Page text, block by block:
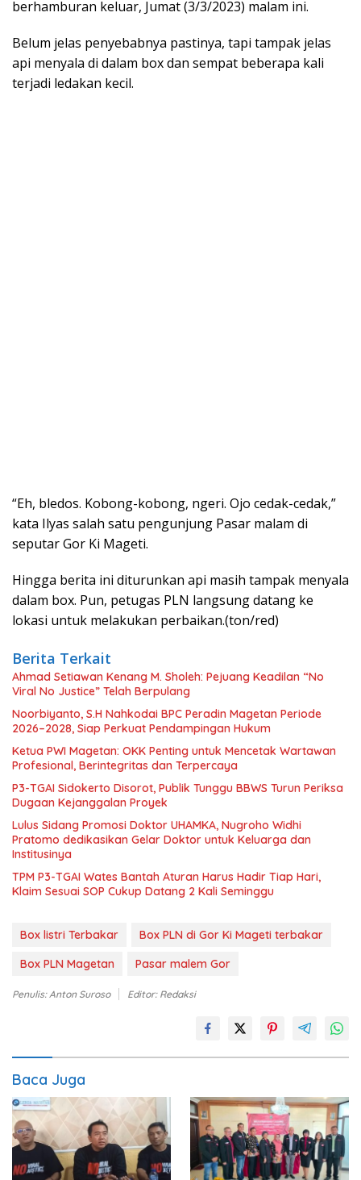
berhamburan keluar, Jumat (3/3/2023) malam ini.
Belum jelas penyebabnya pastinya, tapi tampak jelas
api menyala di dalam box dan sempat beberapa kali
terjadi ledakan kecil.
“Eh, bledos. Kobong-kobong, ngeri. Ojo cedak-cedak,”
kata Ilyas salah satu pengunjung Pasar malam di
seputar Gor Ki Mageti.
Hingga berita ini diturunkan api masih tampak menyala
dalam box. Pun, petugas PLN langsung datang ke
lokasi untuk melakukan perbaikan.(ton/red)
Berita Terkait
Ahmad Setiawan Kenang M. Sholeh: Pejuang Keadilan “No
Viral No Justice” Telah Berpulang
Noorbiyanto, S.H Nahkodai BPC Peradin Magetan Periode
2026–2028, Siap Perkuat Pendampingan Hukum
Ketua PWI Magetan: OKK Penting untuk Mencetak Wartawan
Profesional, Berintegritas dan Terpercaya
P3-TGAI Sidokerto Disorot, Publik Tunggu BBWS Turun Periksa
Dugaan Kejanggalan Proyek
Lulus Sidang Promosi Doktor UHAMKA, Nugroho Widhi
Pratomo dedikasikan Gelar Doktor untuk Keluarga dan
Institusinya
TPM P3-TGAI Wates Bantah Aturan Harus Hadir Tiap Hari,
Klaim Sesuai SOP Cukup Datang 2 Kali Seminggu
Box listri Terbakar
Box PLN di Gor Ki Mageti terbakar
Box PLN Magetan
Pasar malem Gor
Penulis: Anton Suroso Editor: Redaksi
Baca Juga